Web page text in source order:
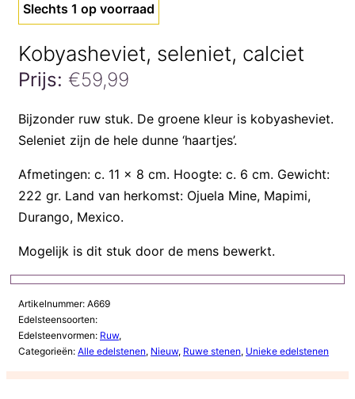
Slechts 1 op voorraad
Kobyasheviet, seleniet, calciet
Prijs: €59,99
seleniet,
calciet
aantal
Bijzonder ruw stuk. De groene kleur is kobyasheviet.
Seleniet zijn de hele dunne ‘haartjes’.
Afmetingen: c. 11 x 8 cm. Hoogte: c. 6 cm. Gewicht:
222 gr. Land van herkomst: Ojuela Mine, Mapimi,
Durango, Mexico.
Mogelijk is dit stuk door de mens bewerkt.
Artikelnummer: A669
Edelsteensoorten:
Edelsteenvormen: Ruw,
Categorieën: Alle edelstenen, Nieuw, Ruwe stenen, Unieke edelstenen